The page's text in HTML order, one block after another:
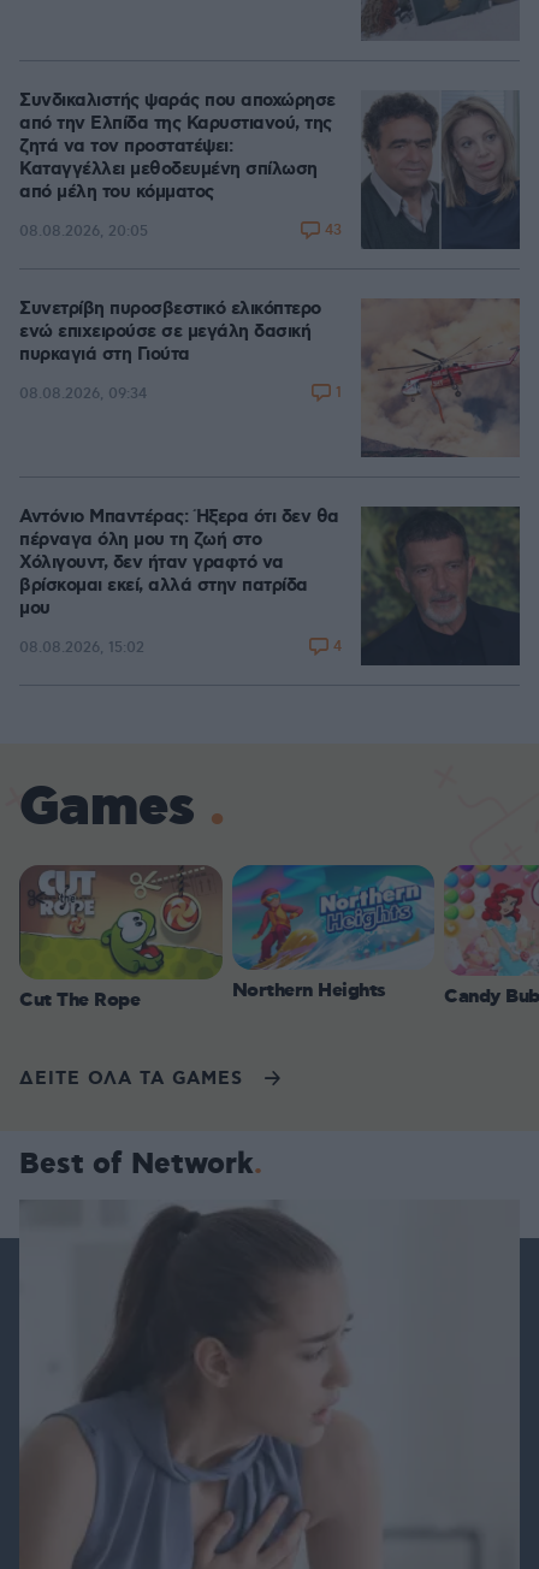
Συνδικαλιστής ψαράς που αποχώρησε
από την Ελπίδα της Καρυστιανού, της
ζητά να τον προστατέψει:
Καταγγέλλει μεθοδευμένη σπίλωση
από μέλη του κόμματος
08.08.2026, 20:05 43
Συνετρίβη πυροσβεστικό ελικόπτερο
ενώ επιχειρούσε σε μεγάλη δασική
πυρκαγιά στη Γιούτα
08.08.2026, 09:34 1
Αντόνιο Μπαντέρας: Ήξερα ότι δεν θα
πέρναγα όλη μου τη ζωή στο
Χόλιγουντ, δεν ήταν γραφτό να
βρίσκομαι εκεί, αλλά στην πατρίδα
μου
08.08.2026, 15:02 4
Games
Cut The Rope Northern Heights Candy
ΔΕΙΤΕ ΟΛΑ ΤΑ GAMES
Best of Network